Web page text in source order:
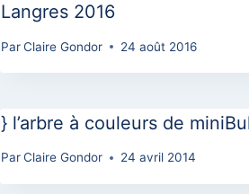
Langres 2016
Par Claire Gondor 24 août 2016
} l’arbre à couleurs de
Par Claire Gondor 24 avril 2014